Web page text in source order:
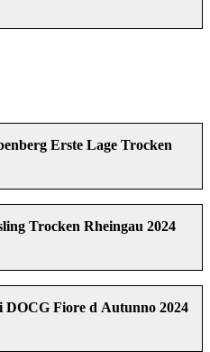
Erste Lage Trocken
Trocken Rheingau 2024
DOCG Fiore d Autunno 2024